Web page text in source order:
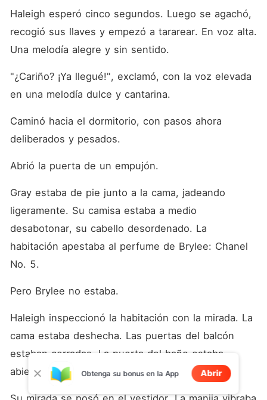
Haleigh esperó cinco segundos. Luego se agachó,
recogió sus llaves y empezó a tararear. En voz alta.
Una melodía alegre y sin sentido.
"¿Cariño? ¡Ya llegué!", exclamó, con la voz elevada
en una melodía dulce y cantarina.
Caminó hacia el dormitorio, con pasos ahora
deliberados y pesados.
Abrió la puerta de un empujón.
Gray estaba de pie junto a la cama, jadeando
ligeramente. Su camisa estaba a medio
desabotonar, su cabello desordenado. La
habitación apestaba al perfume de Brylee: Chanel
No. 5.
Pero Brylee no estaba.
Haleigh inspeccionó la habitación con la mirada. La
cama estaba deshecha. Las puertas del balcón
estaban cerradas. La puerta del baño estaba
abierta y a oscuras.Obtenga su bonus en la App Abrir